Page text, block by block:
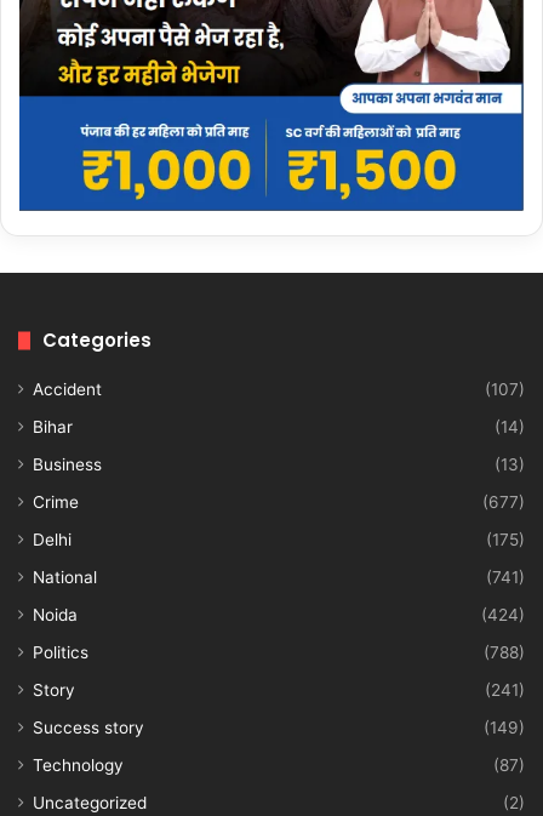
Categories
Accident
(107)
Bihar
(14)
Business
(13)
Crime
(677)
Delhi
(175)
National
(741)
Noida
(424)
Politics
(788)
Story
(241)
Success story
(149)
Technology
(87)
Uncategorized
(2)